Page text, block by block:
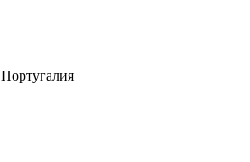
Португалия